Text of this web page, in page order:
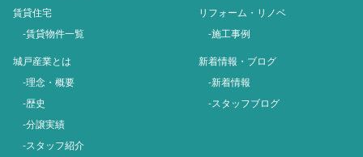
賃貸住宅
-賃貸物件一覧
リフォーム・リノベ
-施工事例
城戸産業とは
-理念・概要
-歴史
-分譲実績
-スタッフ紹介
新着情報・ブログ
-新着情報
-スタッフブログ